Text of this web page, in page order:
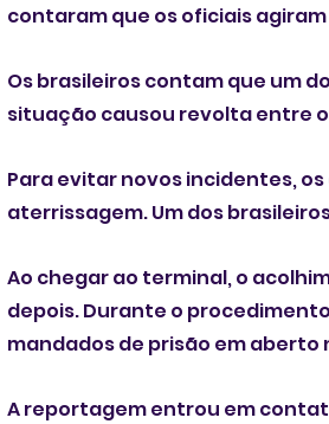
contaram que os oficiais
Os brasileiros contam que um
situação causou revolta entre
Para evitar novos incidentes,
aterrissagem. Um dos
Ao chegar ao terminal, o
depois. Durante o
mandados de prisão em aberto
A reportagem entrou em